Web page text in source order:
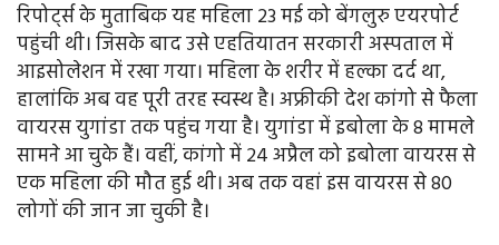
रिपोर्ट्स के मुताबिक यह महिला 23 मई को बेंगलुरु एयरपोर्ट
पहुंची थी। जिसके बाद उसे एहतियातन सरकारी अस्पताल में
आइसोलेशन में रखा गया। महिला के शरीर में हल्का दर्द था,
हालांकि अब वह पूरी तरह स्वस्थ है। अफ्रीकी देश कांगो से फैला
वायरस युगांडा तक पहुंच गया है। युगांडा में इबोला के 8 मामले
सामने आ चुके हैं। वहीं, कांगो में 24 अप्रैल को इबोला वायरस से
एक महिला की मौत हुई थी। अब तक वहां इस वायरस से 80
लोगों की जान जा चुकी है।